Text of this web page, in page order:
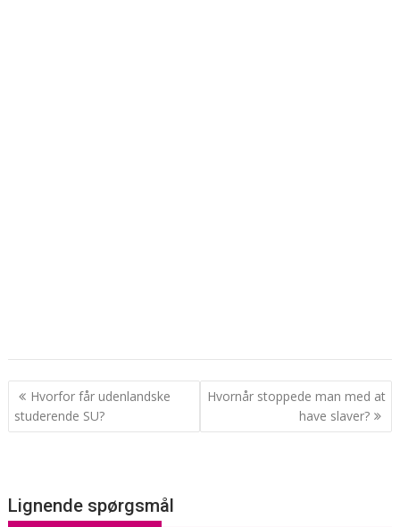
Indlægsnavigation
Hvorfor får udenlandske
studerende SU?
Hvornår stoppede man med at
have slaver?
Lignende spørgsmål